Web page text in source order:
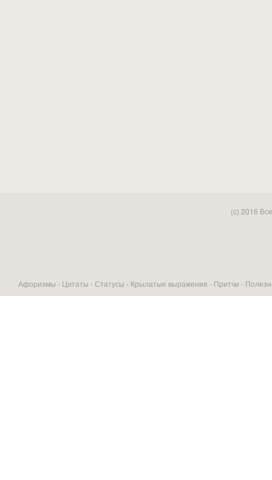
(c) 2016
Афоризмы - Цитаты -Статусы - Крылатые выражения - Притчи -